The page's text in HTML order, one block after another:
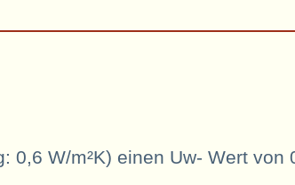
0,6 W/m²K) einen Uw- Wert von